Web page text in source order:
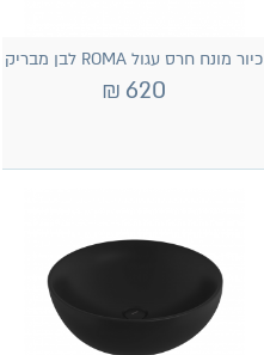
כיור מונח חרס עגול ROMA לבן מבריק
620
₪